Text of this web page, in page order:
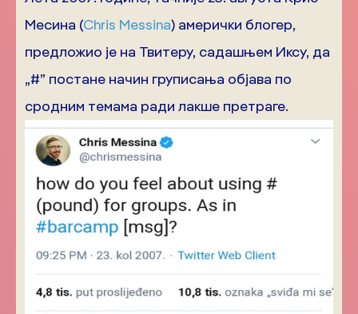
Месина (Chris Messina) амерички блогер,
предложио је на Твитеру, садашњем Иксу, да
„#” постане начин груписања објава по
сродним темама ради лакше претраге.